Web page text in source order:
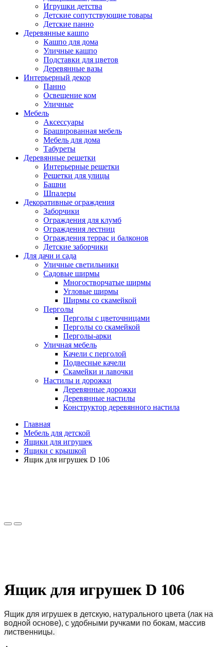
Игрушки детства
Детские сопутствующие товары
Детские панно
Деревянные кашпо
Кашпо для дома
Уличные кашпо
Подставки для цветов
Деревянные вазы
Интерьерный декор
Панно
Освещение ком
Уличные
Мебель
Аксессуары
Брашированная мебель
Мебель для дома
Табуреты
Деревянные решетки
Интерьерные решетки
Решетки для улицы
Башни
Шпалеры
Декоративные ограждения
Заборчики
Ограждения для клумб
Ограждения лестниц
Ограждения террас и балконов
Детские заборчики
Для дачи и сада
Уличные светильники
Садовые ширмы
Многостворчатые ширмы
Угловые ширмы
Ширмы со скамейкой
Перголы
Перголы с цветочницами
Перголы со скамейкой
Перголы-арки
Уличная мебель
Качели с перголой
Подвесные качели
Скамейки и лавочки
Настилы и дорожки
Деревянные дорожки
Деревянные настилы
Конструктор деревянного настила
Главная
Мебель для детской
Ящики для игрушек
Ящики с крышкой
Ящик для игрушек D 106
Ящик для игрушек D 106
Ящик для игрушек в детскую, натурального цвета (лак на
водной основе), с удобными ручками по бокам, массив
лиственницы.